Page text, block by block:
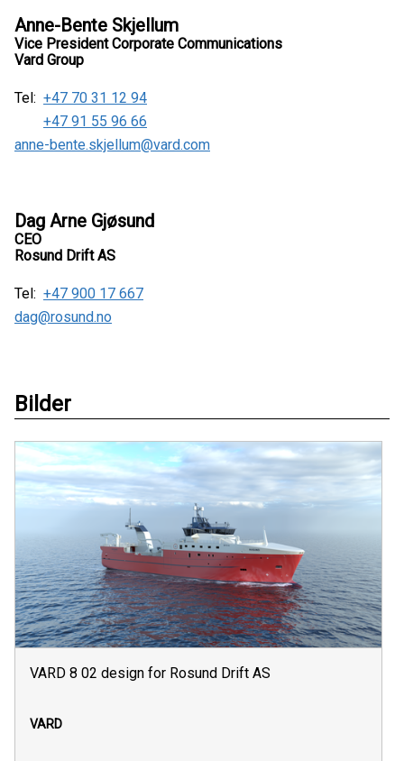
Anne-Bente Skjellum
Vice President Corporate Communications
Vard Group
Tel: +47 70 31 12 94
+47 91 55 96 66
anne-bente.skjellum@vard.com
Dag Arne Gjøsund
CEO
Rosund Drift AS
Tel: +47 900 17 667
dag@rosund.no
Bilder
VARD 8 02 design for Rosund Drift AS
VARD